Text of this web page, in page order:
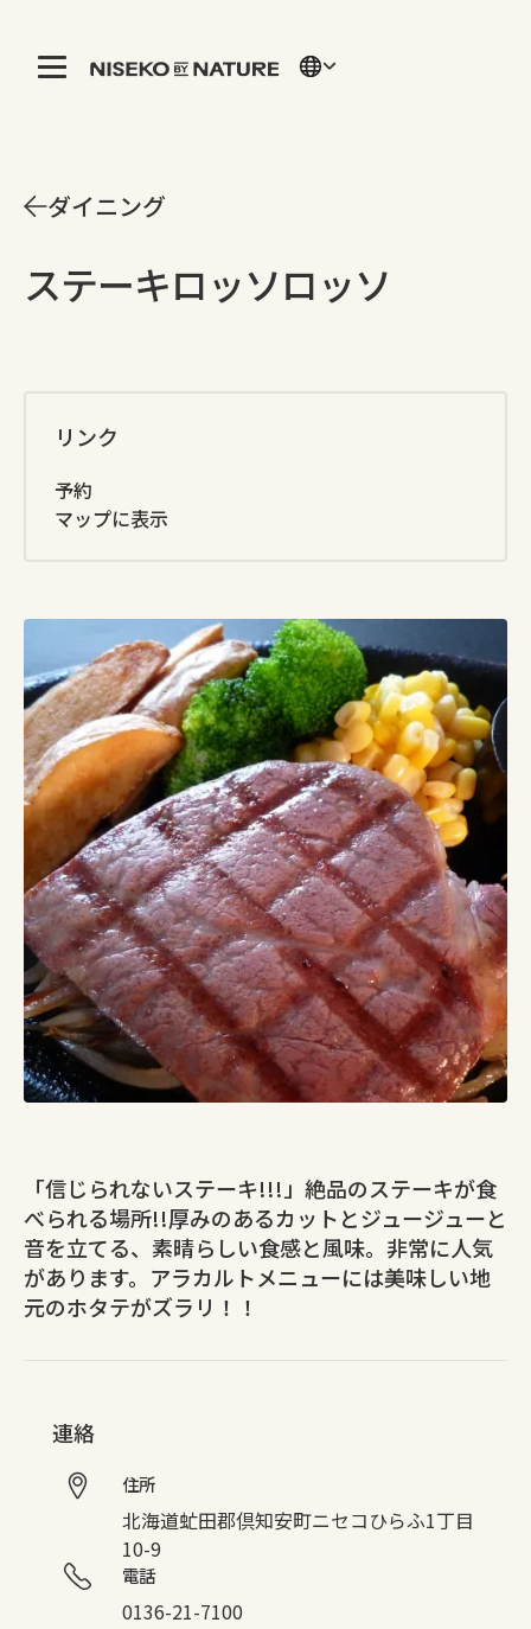
ダイニング
ステーキロッソロッソ
リンク
予約
マップに表示
「信じられないステーキ!!!」絶品のステーキが食
べられる場所!!厚みのあるカットとジュージューと
音を立てる、素晴らしい食感と風味。非常に人気
があります。アラカルトメニューには美味しい地
元のホタテがズラリ！！
連絡
住所
北海道虻田郡倶知安町ニセコひらふ1丁目
10-9
電話
0136-21-7100